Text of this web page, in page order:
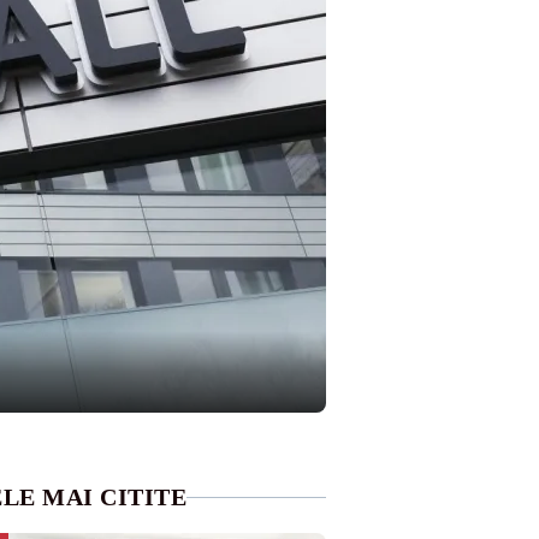
MAI CITITE